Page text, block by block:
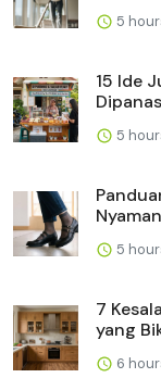
5
15 Ide
5
5
7
yang
6